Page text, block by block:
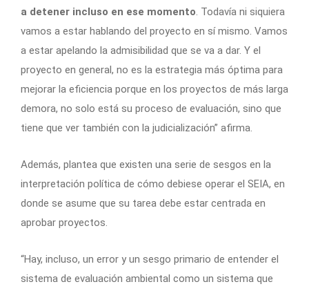
a detener incluso en ese momento. Todavía ni siquiera
vamos a estar hablando del proyecto en sí mismo. Vamos
a estar apelando la admisibilidad que se va a dar. Y el
proyecto en general, no es la estrategia más óptima para
mejorar la eficiencia porque en los proyectos de más larga
demora, no solo está su proceso de evaluación, sino que
tiene que ver también con la judicialización” afirma.
Además, plantea que existen una serie de sesgos en la
interpretación política de cómo debiese operar el SEIA, en
donde se asume que su tarea debe estar centrada en
aprobar proyectos.
“Hay, incluso, un error y un sesgo primario de entender el
sistema de evaluación ambiental como un sistema que